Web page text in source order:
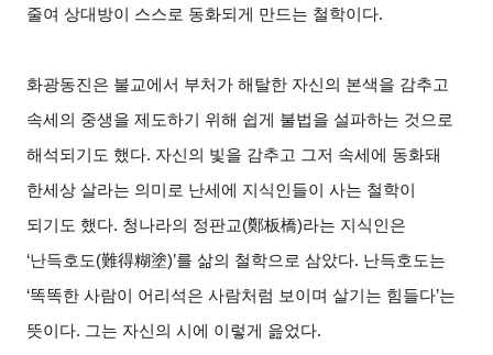
줄여 상대방이 스스로 동화되게 만드는 철학이다.
화광동진은 불교에서 부처가 해탈한 자신의 본색을 감추고
속세의 중생을 제도하기 위해 쉽게 불법을 설파하는 것으로
해석되기도 했다. 자신의 빛을 감추고 그저 속세에 동화돼
한세상 살라는 의미로 난세에 지식인들이 사는 철학이
되기도 했다. 청나라의 정판교(鄭板橋)라는 지식인은
‘난득호도(難得糊塗)’를 삶의 철학으로 삼았다. 난득호도는
‘똑똑한 사람이 어리석은 사람처럼 보이며 살기는 힘들다’는
뜻이다. 그는 자신의 시에 이렇게 읊었다.